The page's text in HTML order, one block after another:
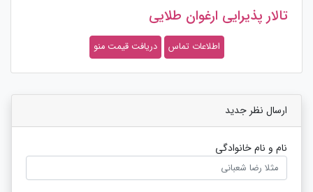
تالار پذیرایی ارغوان طلایی
اطلاعات تماس دریافت قیمت منو
ارسال نظر جدید
نام و نام خانوادگی